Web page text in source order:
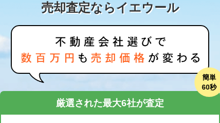
売却査定ならイエウール
簡単
60秒
厳選された最大6社が査定
不動産の売却・一括査定
家査定シミュレーター
お問い合わせ